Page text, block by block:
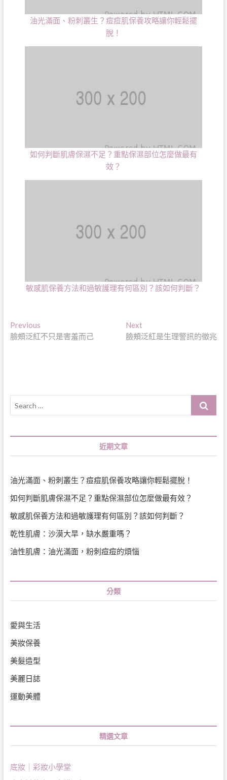
油光滿面、粉刺叢生？痘痘肌保養攻略讓你輕鬆擺
脫！
如何判斷肌膚保濕不足？重點保濕部位怎麼做最有
效？
敏感肌保養方法和過敏護理有何區別？該如何判斷？
文
章
PreviousPrevious
post:
臉頰泛紅不只是害羞而己
NextNext
post:
臉頰泛紅是生理警訊的徵兆
Search
近期文章
油光滿面、粉刺叢生？痘痘肌保養攻略讓你輕鬆擺脫！
如何判斷肌膚保濕不足？重點保濕部位怎麼做最有效？
敏感肌保養方法和過敏護理有何區別？該如何判斷？
乾性肌膚：沙漠大旱，缺水嚴重嗎？
油性肌膚：油光滿面，粉刺痘痘的煩惱
分類
愛與生活
美妝保養
美髮造型
美麗日誌
運動美體
精選文章
底妝｜彩妝小學堂